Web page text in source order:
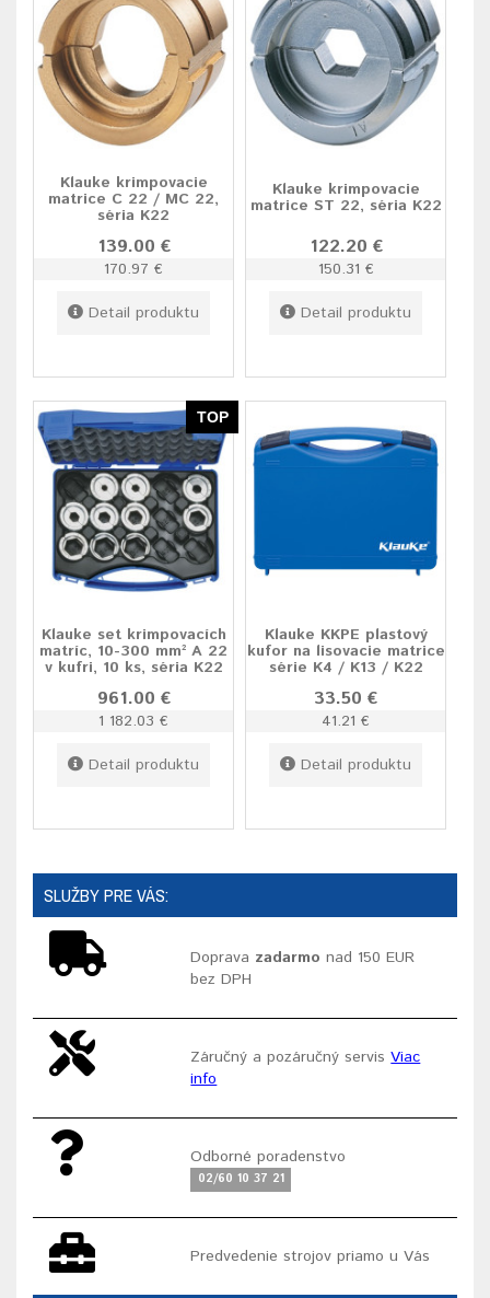
Klauke krimpovacie
matrice C 22 / MC 22,
séria K22
139.00 €
170.97 €
Detail produktu
Klauke krimpovacie
matrice ST 22, séria K22
122.20 €
150.31 €
Detail produktu
TOP
Klauke set krimpovacích
matríc, 10-300 mm² A 22
v kufri, 10 ks, séria K22
961.00 €
1 182.03 €
Detail produktu
Klauke KKPE plastový
kufor na lisovacie matrice
série K4 / K13 / K22
33.50 €
41.21 €
Detail produktu
SLUŽBY PRE VÁS:
Doprava zadarmo nad 150 EUR
bez DPH
Záručný a pozáručný servisViac
info
Odborné poradenstvo
02/60 10 37 21
Predvedenie strojov priamo u Vás